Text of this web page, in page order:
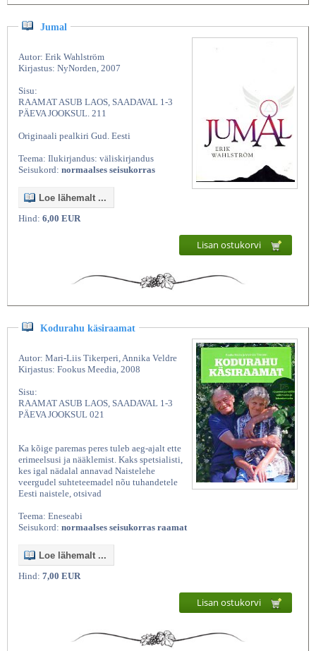
Jumal
Autor: Erik Wahlström
Kirjastus: NyNorden, 2007
Sisu:
RAAMAT ASUB LAOS, SAADAVAL 1-3
PÄEVA JOOKSUL. 211
Originaali pealkiri Gud. Eesti
Teema: Ilukirjandus: väliskirjandus
Seisukord: normaalses seisukorras
Loe lähemalt ...
Hind: 6,00 EUR
Lisan ostukorvi
Kodurahu käsiraamat
Autor: Mari-Liis Tikerperi, Annika Veldre
Kirjastus: Fookus Meedia, 2008
Sisu:
RAAMAT ASUB LAOS, SAADAVAL 1-3
PÄEVA JOOKSUL 021
Ka kõige paremas peres tuleb aeg-ajalt ette
erimeelsusi ja nääklemist. Kaks spetsialisti,
kes igal nädalal annavad Naistelehe
veergudel suhteteemadel nõu tuhandetele
Eesti naistele, otsivad
Teema: Eneseabi
Seisukord: normaalses seisukorras raamat
Loe lähemalt ...
Hind: 7,00 EUR
Lisan ostukorvi